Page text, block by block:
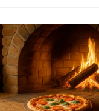
Encontrar
um
Bom
Lugar
para